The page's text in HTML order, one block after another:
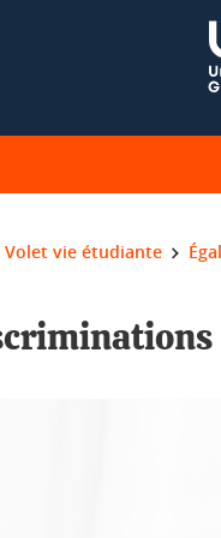
Volet vie étudiante